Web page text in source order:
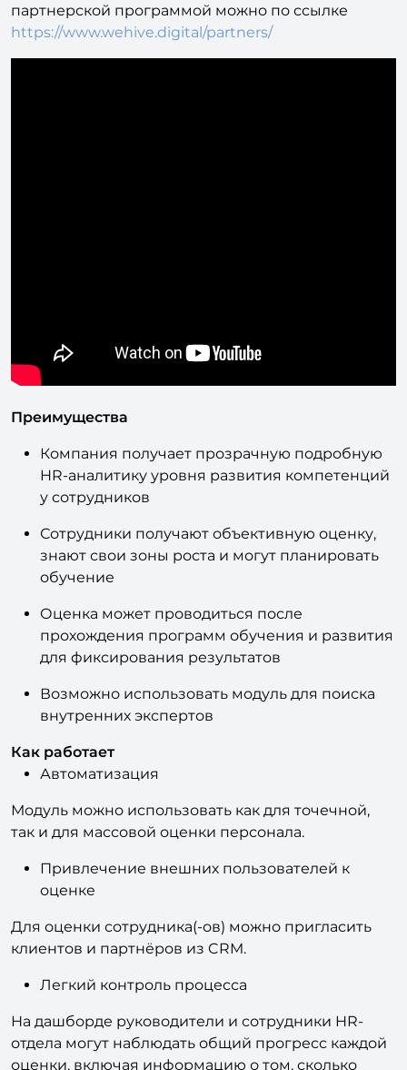
партнерской программой можно по ссылке
https://www.wehive.digital/partners/
Преимущества
Компания получает прозрачную подробную
HR-аналитику уровня развития компетенций
у сотрудников
Сотрудники получают объективную оценку,
знают свои зоны роста и могут планировать
обучение
Оценка может проводиться после
прохождения программ обучения и развития
для фиксирования результатов
Возможно использовать модуль для поиска
внутренних экспертов
Как работает
Автоматизация
Модуль можно использовать как для точечной,
так и для массовой оценки персонала.
Привлечение внешних пользователей к
оценке
Для оценки сотрудника(-ов) можно пригласить
клиентов и партнёров из CRM.
Легкий контроль процесса
На дашборде руководители и сотрудники HR-
отдела могут наблюдать общий прогресс каждой
оценки, включая информацию о том, сколько